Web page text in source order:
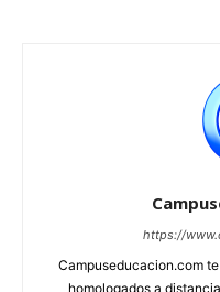
https://
Campuseducacion.com
homologados a